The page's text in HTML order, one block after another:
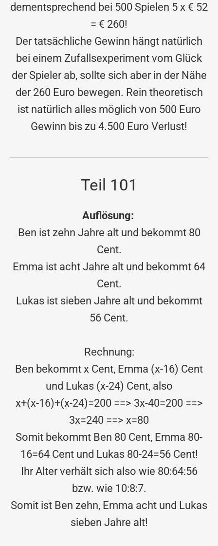
dementsprechend bei 500 Spielen 5 x € 52
= € 260!
Der tatsächliche Gewinn hängt natürlich
bei einem Zufallsexperiment vom Glück
der Spieler ab, sollte sich aber in der Nähe
der 260 Euro bewegen. Rein theoretisch
ist natürlich alles möglich von 500 Euro
Gewinn bis zu 4.500 Euro Verlust!
Teil 101
Auflösung:
Ben ist zehn Jahre alt und bekommt 80
Cent.
Emma ist acht Jahre alt und bekommt 64
Cent.
Lukas ist sieben Jahre alt und bekommt
56 Cent.
Rechnung:
Ben bekommt x Cent, Emma (x-16) Cent
und Lukas (x-24) Cent, also
x+(x-16)+(x-24)=200 ==> 3x-40=200 ==>
3x=240 ==> x=80
Somit bekommt Ben 80 Cent, Emma 80-
16=64 Cent und Lukas 80-24=56 Cent!
Ihr Alter verhält sich also wie 80:64:56
bzw. wie 10:8:7.
Somit ist Ben zehn, Emma acht und Lukas
sieben Jahre alt!